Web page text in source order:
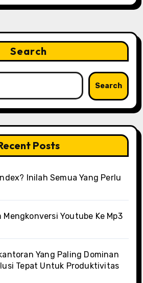
Search
Search
Posts
Inilah Semua Yang Perlu
Youtube Ke Mp3
Yang Paling Dominan
Tepat Untuk Produktivitas